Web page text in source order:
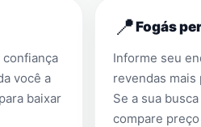
confiança
você a
baixar
📍Fogás
Informe seu
revendas mais
Se a sua
compare